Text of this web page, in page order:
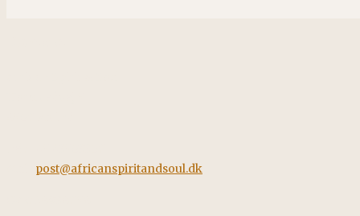
post@africanspiritandsoul.dk